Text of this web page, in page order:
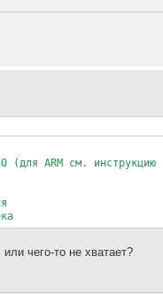
я там не сижу
ARM см. инструкцию к
чего-то не хватает?